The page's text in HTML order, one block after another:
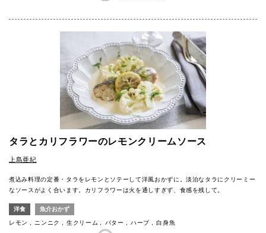
タラとカリフラワーのレモンクリームソース
上島亜紀
煮込み料理の定番・タラをレモンとソテーして洋風おかずに。淡泊なタラにクリーミー
なソースがよく合います。カリフラワーは火を通しすぎず、食感を残して。
洋食 魚介おかず
レモン ニンニク 生クリーム バター ハーブ 白身魚